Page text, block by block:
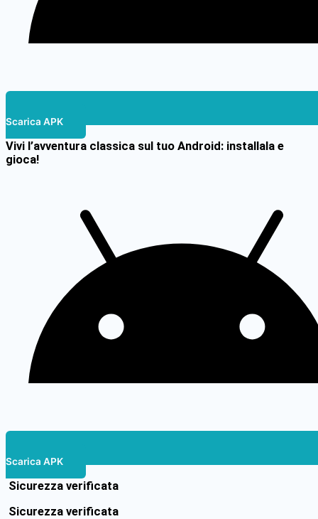
Scarica APK
Vivi l’avventura classica sul tuo Android: installala e
gioca!
Scarica APK
Sicurezza verificata
Sicurezza verificata